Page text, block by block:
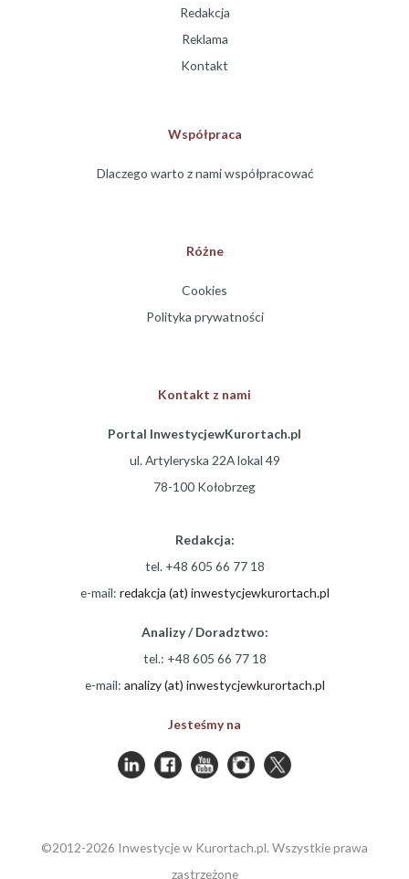
Redakcja
Reklama
Kontakt
Współpraca
Dlaczego warto z nami współpracować
Różne
Cookies
Polityka prywatności
Kontakt z nami
Portal InwestycjewKurortach.pl
ul. Artyleryska 22A lokal 49
78-100 Kołobrzeg
Redakcja:
tel. +48 605 66 77 18
e-mail: redakcja (at) inwestycjewkurortach.pl
Analizy / Doradztwo:
tel.: +48 605 66 77 18
e-mail: analizy (at) inwestycjewkurortach.pl
Jesteśmy na
©2012-2026 Inwestycje w Kurortach.pl. Wszystkie prawa
zastrzeżone